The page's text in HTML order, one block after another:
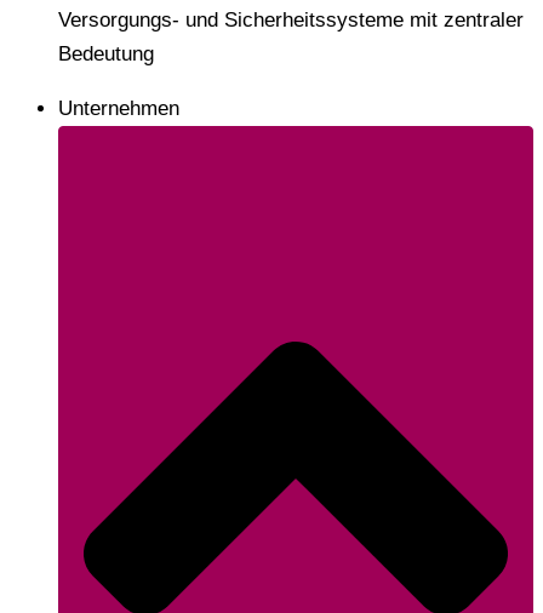
Versorgungs- und Sicherheitssysteme mit zentraler
Bedeutung
Unternehmen